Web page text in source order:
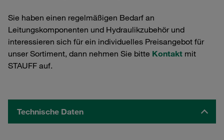
Sie haben einen regelmäßigen Bedarf an
Leitungskomponenten und Hydraulikzubehör und
interessieren sich für ein individuelles Preisangebot für
unser Sortiment, dann nehmen Sie bitte Kontakt mit
STAUFF auf.
Technische Daten